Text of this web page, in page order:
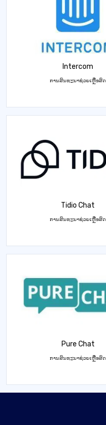
Intercom
ການສົນທະນາຊ່ວຍເຫຼືອສົດ
Tidio Chat
ການສົນທະນາຊ່ວຍເຫຼືອສົດ
Pure Chat
ການສົນທະນາຊ່ວຍເຫຼືອສົດ